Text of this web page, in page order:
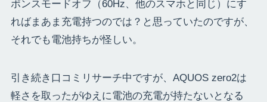
ポンスモードオフ（60Hz、他のスマホと同じ）にす
ればまあま充電持つのでは？と思っていたのですが、
それでも電池持ちが怪しい。
引き続き口コミリサーチ中ですが、AQUOS zero2は
軽さを取ったがゆえに電池の充電が持たないとなる